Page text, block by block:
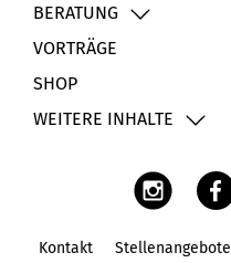
BERATUNG
VORTRÄGE
SHOP
WEITERE INHALTE
Kontakt Stellenangebote